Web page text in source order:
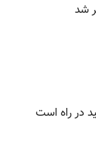
شد
در راه است